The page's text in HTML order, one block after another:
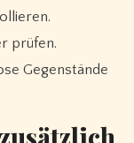
prüfen.
Gegenstände